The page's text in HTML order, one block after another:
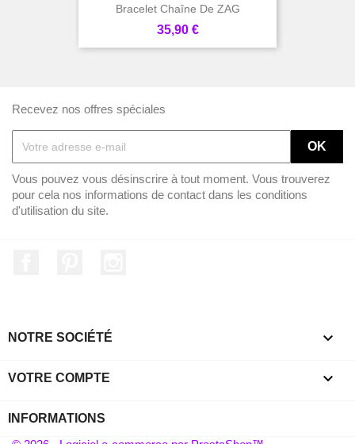
Bracelet Chaîne De ZAG
Prix
35,90 €
Recevez nos offres spéciales
Vous pouvez vous désinscrire à tout moment. Vous trouverez
pour cela nos informations de contact dans les conditions
d'utilisation du site.
NOTRE SOCIÉTÉ 
VOTRE COMPTE 
INFORMATIONS